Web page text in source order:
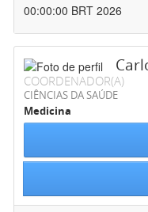
00:00:00 BRT 2026
COORDENADOR(A)
CIÊNCIAS DA SAÚDE
Medicina